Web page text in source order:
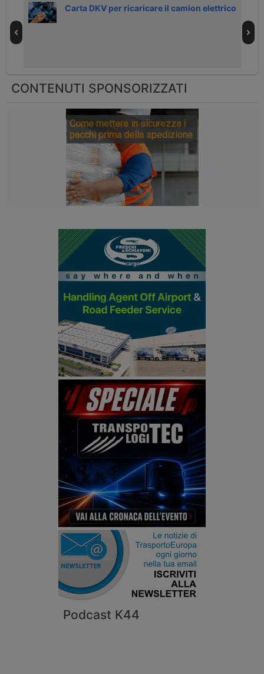
Podcast K44
Carta DKV per ricaricare il camion elettrico
CONTENUTI SPONSORIZZATI
Come mettere in sicurezza i
pacchi prima della spedizione